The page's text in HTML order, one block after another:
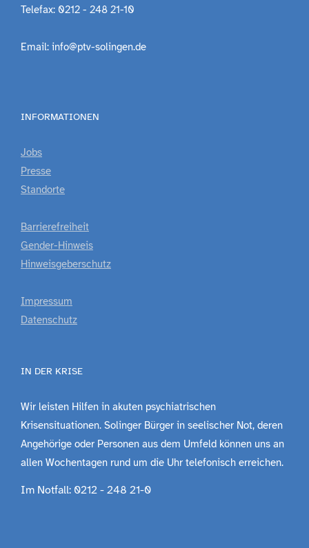
Telefax: 0212 - 248 21-10
Email: info@ptv-solingen.de
INFORMATIONEN
Jobs
Presse
Standorte
Barrierefreiheit
Gender-Hinweis
Hinweisgeberschutz
Impressum
Datenschutz
IN DER KRISE
Wir leisten Hilfen in akuten psychiatrischen
Krisensituationen. Solinger Bürger in seelischer Not, deren
Angehörige oder Personen aus dem Umfeld können uns an
allen Wochentagen rund um die Uhr telefonisch erreichen.
Im Notfall: 0212 - 248 21-0